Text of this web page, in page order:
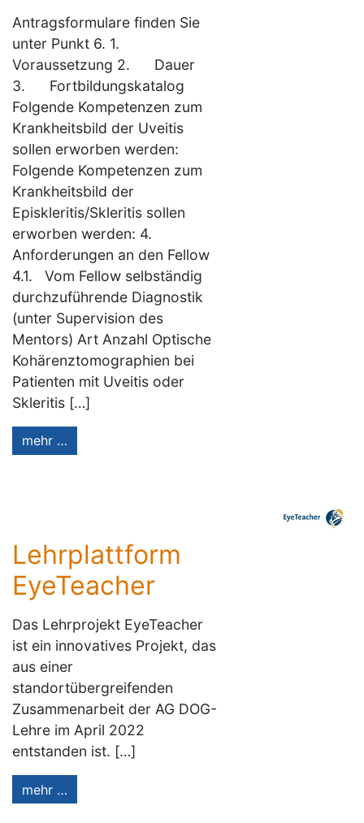
Antragsformulare finden Sie
unter Punkt 6. 1.
Voraussetzung 2. Dauer
3. Fortbildungskatalog
Folgende Kompetenzen zum
Krankheitsbild der Uveitis
sollen erworben werden:
Folgende Kompetenzen zum
Krankheitsbild der
Episkleritis/Skleritis sollen
erworben werden: 4.
Anforderungen an den Fellow
4.1. Vom Fellow selbständig
durchzuführende Diagnostik
(unter Supervision des
Mentors) Art Anzahl Optische
Kohärenztomographien bei
Patienten mit Uveitis oder
Skleritis […]
mehr …
Lehrplattform
EyeTeacher
Das Lehrprojekt EyeTeacher
ist ein innovatives Projekt, das
aus einer
standortübergreifenden
Zusammenarbeit der AG DOG-
Lehre im April 2022
entstanden ist. […]
mehr …